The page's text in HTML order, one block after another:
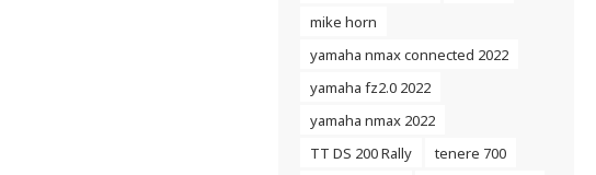
mike horn
yamaha nmax connected 2022
yamaha fz2.0 2022
yamaha nmax 2022
TT DS 200 Rally
tenere 700